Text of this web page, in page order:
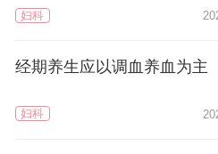
妇科
经期养生应以调血养血为主
妇科